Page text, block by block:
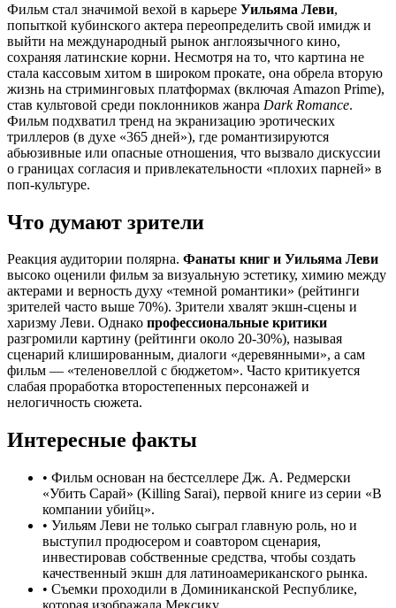
Фильм стал значимой вехой в карьере Уильяма Леви,
попыткой кубинского актера переопределить свой имидж и
выйти на международный рынок англоязычного кино,
сохраняя латинские корни. Несмотря на то, что картина не
стала кассовым хитом в широком прокате, она обрела вторую
жизнь на стриминговых платформах (включая Amazon Prime),
став культовой среди поклонников жанра Dark Romance.
Фильм подхватил тренд на экранизацию эротических
триллеров (в духе «365 дней»), где романтизируются
абьюзивные или опасные отношения, что вызвало дискуссии
о границах согласия и привлекательности «плохих парней» в
поп-культуре.
Что думают зрители
Реакция аудитории полярна. Фанаты книг и Уильяма Леви
высоко оценили фильм за визуальную эстетику, химию между
актерами и верность духу «темной романтики» (рейтинги
зрителей часто выше 70%). Зрители хвалят экшн-сцены и
харизму Леви. Однако профессиональные критики
разгромили картину (рейтинги около 20-30%), называя
сценарий клишированным, диалоги «деревянными», а сам
фильм — «теленовеллой с бюджетом». Часто критикуется
слабая проработка второстепенных персонажей и
нелогичность сюжета.
Интересные факты
• Фильм основан на бестселлере Дж. А. Редмерски
«Убить Сарай» (Killing Sarai), первой книге из серии «В
компании убийц».
• Уильям Леви не только сыграл главную роль, но и
выступил продюсером и соавтором сценария,
инвестировав собственные средства, чтобы создать
качественный экшн для латиноамериканского рынка.
• Съемки проходили в Доминиканской Республике,